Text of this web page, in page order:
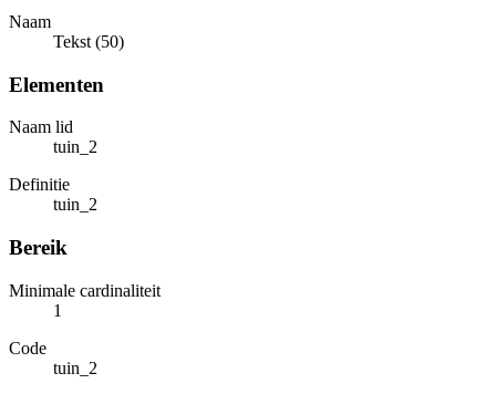
Naam
Tekst (50)
Elementen
Naam lid
tuin_2
Definitie
tuin_2
Bereik
Minimale cardinaliteit
1
Code
tuin_2